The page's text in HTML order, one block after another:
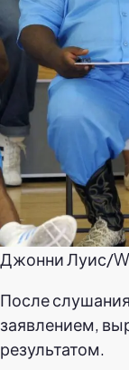
Джонни Луис/
После
заявлением,
результатом.